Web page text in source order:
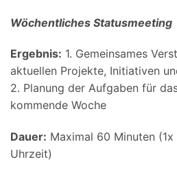
Wöchentliches Statusmeeting
Ergebnis: 1. Gemeinsames
aktuellen Projekte, Initiativen
2. Planung der Aufgaben für
kommende Woche
Dauer: Maximal 60 Minuten
Uhrzeit)